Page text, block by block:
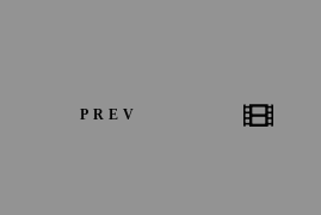
PREV